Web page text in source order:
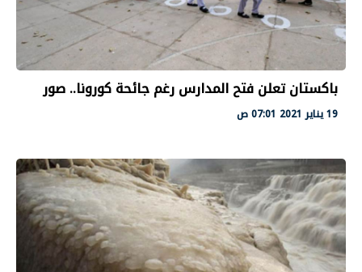
باكستان تعلن فتح المدارس رغم جائحة كورونا.. صور
19 يناير 2021 07:01 ص